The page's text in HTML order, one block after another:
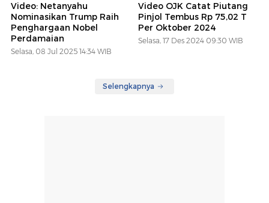
Video: Netanyahu
Nominasikan Trump Raih
Penghargaan Nobel
Perdamaian
Selasa, 08 Jul 2025 14:34 WIB
Video OJK Catat Piutang
Pinjol Tembus Rp 75,02 T
Per Oktober 2024
Selasa, 17 Des 2024 09:30 WIB
Selengkapnya